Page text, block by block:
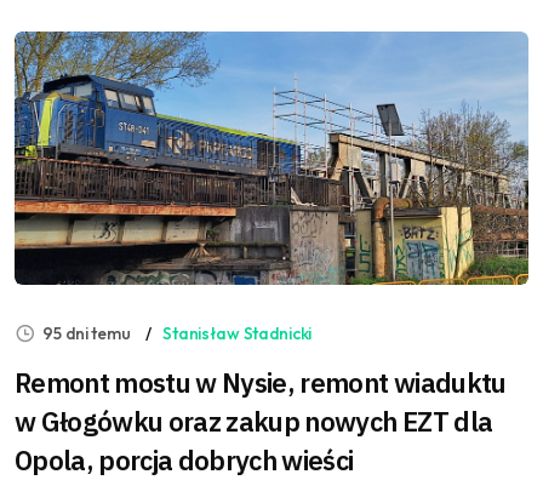
95 dni temu Stanisław Stadnicki
Remont mostu w Nysie, remont wiaduktu
w Głogówku oraz zakup nowych EZT dla
Opola, porcja dobrych wieści